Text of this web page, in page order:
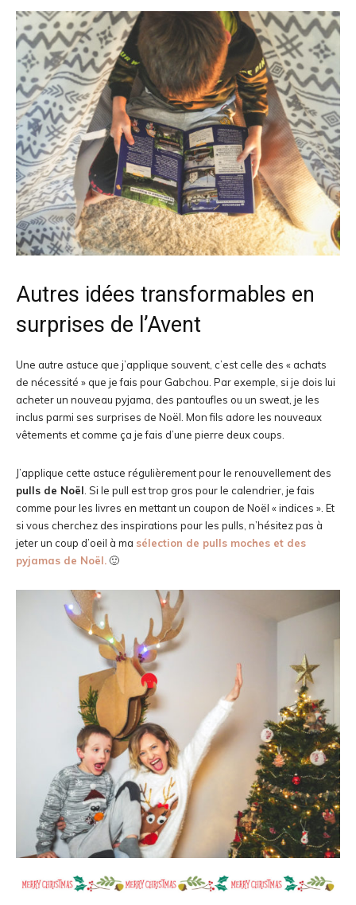
Autres idées transformables en
surprises de l’Avent
Une autre astuce que j’applique souvent, c’est celle des « achats
de nécessité » que je fais pour Gabchou. Par exemple, si je dois lui
acheter un nouveau pyjama, des pantoufles ou un sweat, je les
inclus parmi ses surprises de Noël. Mon fils adore les nouveaux
vêtements et comme ça je fais d’une pierre deux coups.
J’applique cette astuce régulièrement pour le renouvellement des
pulls de Noël . Si le pull est trop gros pour le calendrier, je fais
comme pour les livres en mettant un coupon de Noël « indices ». Et
si vous cherchez des inspirations pour les pulls, n’hésitez pas à
jeter un coup d’oeil à ma sélection de pulls moches et des
pyjamas de Noël.🙂